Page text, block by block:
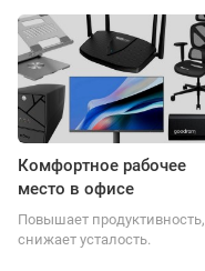
Комфортное рабочее
место в офисе
Повышает продуктивность,
снижает усталость.